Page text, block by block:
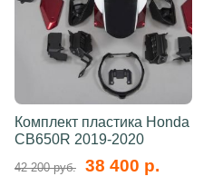
Комплект пластика Honda
CB650R 2019-2020
42 200 руб. 38 400 р.